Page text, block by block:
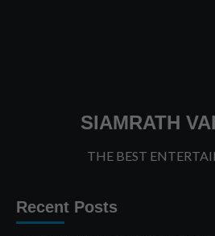
SIAMRATH
THE BEST
Recent Posts